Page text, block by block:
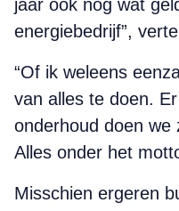
jaar ook nog wat
energiebedrijf”,
“Of ik weleens
van alles te doen.
onderhoud doen we
Alles onder het
Misschien ergeren